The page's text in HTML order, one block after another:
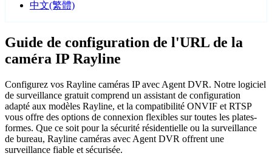
中文(繁體)
Guide de configuration de l'URL de la
caméra IP Rayline
Configurez vos Rayline caméras IP avec Agent DVR. Notre logiciel
de surveillance gratuit comprend un assistant de configuration
adapté aux modèles Rayline, et la compatibilité ONVIF et RTSP
vous offre des options de connexion flexibles sur toutes les plates-
formes. Que ce soit pour la sécurité résidentielle ou la surveillance
de bureau, Rayline caméras avec Agent DVR offrent une
surveillance fiable et sécurisée.